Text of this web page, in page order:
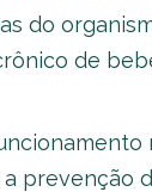
do
de
prevenção